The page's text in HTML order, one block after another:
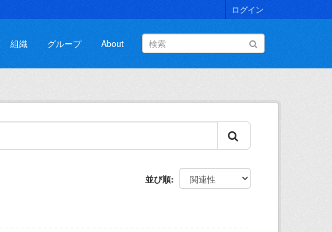
ログイン
組織 グループ About
並び順